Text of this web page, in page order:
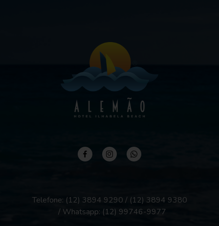
Telefone: (12) 3894 9290 / (12) 3894 9380
/ Whatsapp: (12) 99746-9977